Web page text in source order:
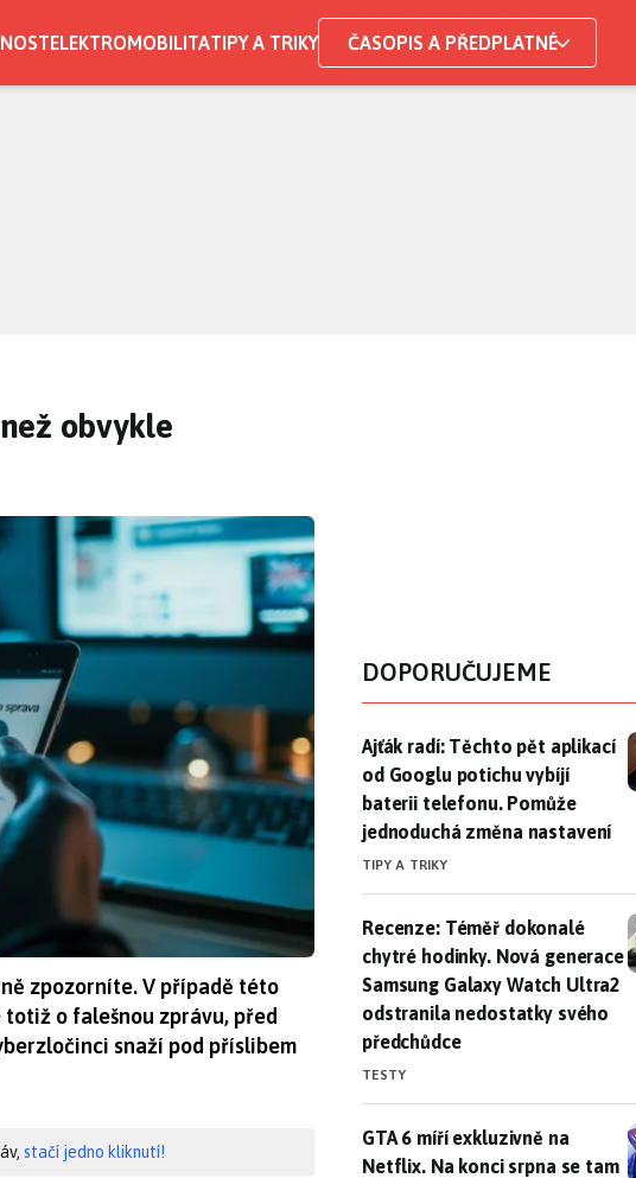
ELEKTROMOBILITATIPY A TRIKY ČASOPIS A PŘEDPLATNÉ
obvykle
zpozorníte. V případě této
o falešnou zprávu, před
snaží pod příslibem
stačí jedno kliknutí!
DOPORUČUJEME
Ajťák radí: Těchto pět aplikací
Ajťák radí: Těchto pět aplikací
od Googlu potichu vybíjí
baterii telefonu. Pomůže
jednoduchá změna nastavení
TIPY A TRIKY
Recenze: Téměř dokonalé
Recenze: Téměř dokonalé
chytré hodinky. Nová generace
Samsung Galaxy Watch Ultra2
odstranila nedostatky svého
předchůdce
TESTY
GTA 6 míří exkluzivně na
GTA 6 míří exkluzivně na
Netflix. Na konci srpna se tam